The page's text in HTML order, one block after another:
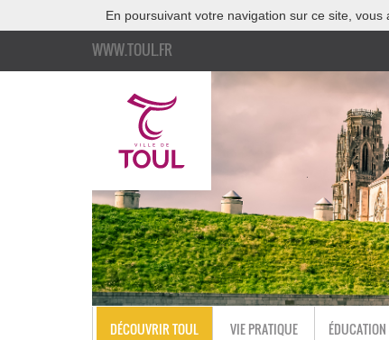
En poursuivant votre navigation sur ce site,
WWW.TOUL.FR
DÉCOUVRIR TOUL VIE PRATIQUE